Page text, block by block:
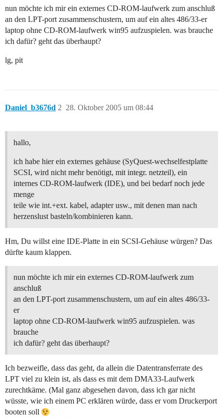
nun möchte ich mir ein externes CD-ROM-laufwerk zum anschluß
an den LPT-port zusammenschustern, um auf ein altes 486/33-er
laptop ohne CD-ROM-laufwerk win95 aufzuspielen. was brauche
ich dafür? geht das überhaupt?
lg, pit
Daniel_b3676d 28. Oktober 2005 um 08:44
2
hallo,
ich habe hier ein externes gehäuse (SyQuest-wechselfestplatte
SCSI, wird nicht mehr benötigt, mit integr. netzteil), ein
internes CD-ROM-laufwerk (IDE), und bei bedarf noch jede
menge
teile wie int.+ext. kabel, adapter usw., mit denen man nach
herzenslust basteln/kombinieren kann.
Hm, Du willst eine IDE-Platte in ein SCSI-Gehäuse würgen? Das
dürfte kaum klappen.
nun möchte ich mir ein externes CD-ROM-laufwerk zum
anschluß
an den LPT-port zusammenschustern, um auf ein altes 486/33-
er
laptop ohne CD-ROM-laufwerk win95 aufzuspielen. was
brauche
ich dafür? geht das überhaupt?
Ich bezweifle, dass das geht, da allein die Datentransferrate des
LPT viel zu klein ist, als dass es mit dem DMA33-Laufwerk
zurechtkäme. (Mal ganz abgesehen davon, dass ich gar nicht
wüsste, wie ich einem PC erklären würde, dass er vom Druckerport
booten soll